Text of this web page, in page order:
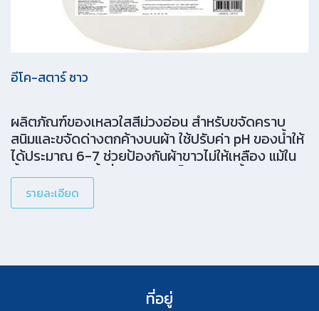
อีโค-สตาร์ ซาว
ผลิตภัณฑ์ของเหลวใสสีม่วงอ่อน สำหรับขจัดคราบ
สนิมและขจัดด่างตกค้างบนผ้า ใช้ปรับค่า pH ของน้ำให้
ได้ประมาณ 6-7 ช่วยป้องกันผ้าขาวไม่ให้เหลือง แม้ใน
น้ำกระด้างหรือน้ำที่มีปริมาณเหล็กสูงใช้ได้ทั้งผ้าสี
รายละเอียด
ที่อยู่